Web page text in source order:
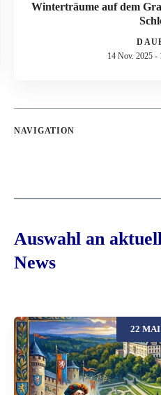
Winterträume auf dem
14 Nov. 2025 -
NAVIGATION
Auswahl an
News
22 MAI